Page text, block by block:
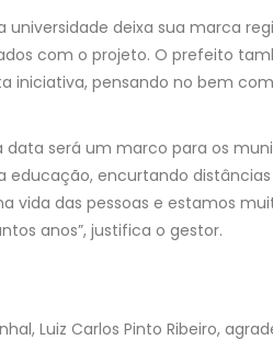
universidade deixa sua marca
com o projeto. O prefeito
iniciativa, pensando no bem
será um marco para os
educação, encurtando
vida das pessoas e estamos
anos”, justifica o gestor.
Luiz Carlos Pinto Ribeiro,